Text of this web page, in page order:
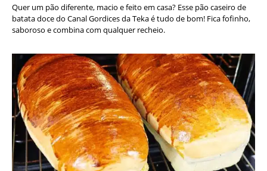
Quer um pão diferente, macio e feito em casa? Esse pão caseiro de
batata doce do Canal Gordices da Teka é tudo de bom! Fica fofinho,
saboroso e combina com qualquer recheio.